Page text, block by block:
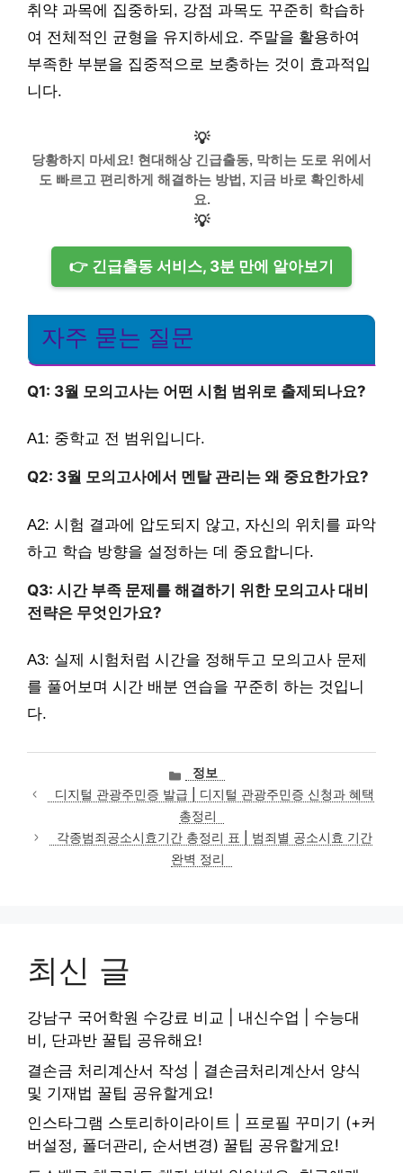
취약 과목에 집중하되, 강점 과목도 꾸준히 학습하
여 전체적인 균형을 유지하세요. 주말을 활용하여
부족한 부분을 집중적으로 보충하는 것이 효과적입
니다.
💡
당황하지 마세요! 현대해상 긴급출동, 막히는 도로 위에서
도 빠르고 편리하게 해결하는 방법, 지금 바로 확인하세
요.
💡
👉 긴급출동 서비스, 3분 만에 알아보기
자주 묻는 질문
Q1: 3월 모의고사는 어떤 시험 범위로 출제되나요?
A1: 중학교 전 범위입니다.
Q2: 3월 모의고사에서 멘탈 관리는 왜 중요한가요?
A2: 시험 결과에 압도되지 않고, 자신의 위치를 파악
하고 학습 방향을 설정하는 데 중요합니다.
Q3: 시간 부족 문제를 해결하기 위한 모의고사 대비
전략은 무엇인가요?
A3: 실제 시험처럼 시간을 정해두고 모의고사 문제
를 풀어보며 시간 배분 연습을 꾸준히 하는 것입니
다.
카
테
고
리
정보
디지털 관광주민증 발급 | 디지털 관광주민증 신청과 혜택
총정리
각종범죄공소시효기간 총정리 표 | 범죄별 공소시효 기간
완벽 정리
최신 글
강남구 국어학원 수강료 비교 | 내신수업 | 수능대
비, 단과반 꿀팁 공유해요!
결손금 처리계산서 작성 | 결손금처리계산서 양식
및 기재법 꿀팁 공유할게요!
인스타그램 스토리하이라이트 | 프로필 꾸미기 (+커
버설정, 폴더관리, 순서변경) 꿀팁 공유할게요!